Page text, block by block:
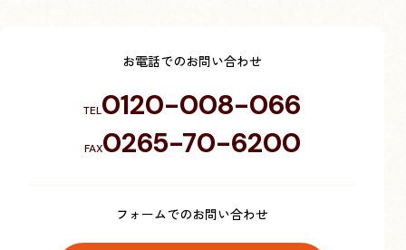
お電話でのお問い合わせ
TEL0120-008-066
FAX0265-70-6200
フォームでのお問い合わせ